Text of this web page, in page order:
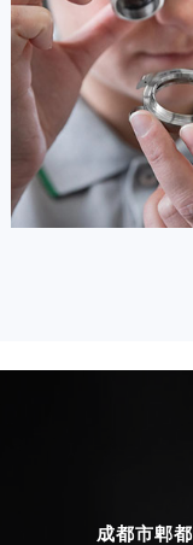
(成都帝舵售后维修中心)
的高级技师之一
Chengdu Tudor Maintain
 成都龙泉驿区帝舵
成都市郫